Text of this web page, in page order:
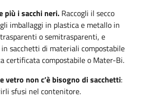
più i sacchi neri. Raccogli il secco
imballaggi in plastica e metallo in
o semitrasparenti, e
in sacchetti di materiali compostabile
certificata compostabile o Mater-Bi.
vetro non c’è bisogno di sacchetti:
sfusi nel contenitore.